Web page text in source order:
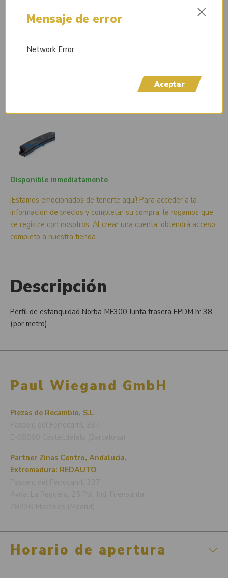
Disponible inmediatamente
¡Estamos emocionados de tenerte aquí! Para acceder a la
información de precios y completar su compra, le rogamos que
se registre con nosotros. Al crear una cuenta, obtendrá acceso
completo a nuestra tienda.
Descripción
Perfil de estanquidad Norba MF300 Junta trasera EPDM h: 38
(por metro)
Paul Wiegand GmbH
Piezas de Recambio, S.L
Partner Zinas Centro, Andalucia,
Extremadura: REDAUTO
Horario de apertura
Mensaje de error ×
Network Error
Aceptar